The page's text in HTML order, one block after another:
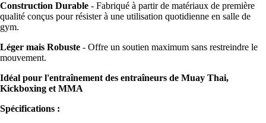
Construction Durable - Fabriqué à partir de matériaux de première
qualité conçus pour résister à une utilisation quotidienne en salle de
gym.
Léger mais Robuste - Offre un soutien maximum sans restreindre le
mouvement.
Idéal pour l'entraînement des entraîneurs de Muay Thai,
Kickboxing et MMA
Spécifications :